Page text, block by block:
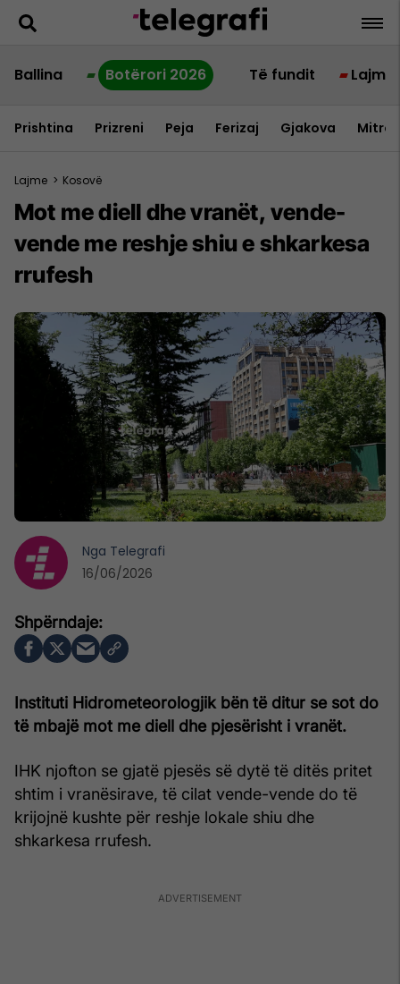
Ballina Botërori 2026 Të fundit Lajme
Prishtina Prizreni Peja Ferizaj Gjakova
Lajme > Kosovë
Mot me diell dhe vranët, vende-
vende me reshje shiu e shkarkesa
rrufesh
Instituti Hidrometeorologjik bën të ditur se sot do
të mbajë mot me diell dhe pjesërisht i vranët.
IHK njofton se gjatë pjesës së dytë të ditës pritet
shtim i vranësirave, të cilat vende-vende do të
krijojnë kushte për reshje lokale shiu dhe
shkarkesa rrufesh.
Nga Telegrafi
16/06/2026